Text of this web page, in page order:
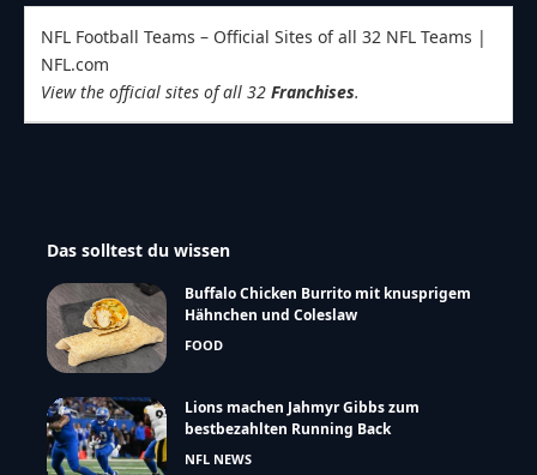
NFL Football Teams – Official Sites of all 32 NFL Teams |
NFL.com
View the official sites of all 32 Franchises.
Das solltest du wissen
Buffalo Chicken Burrito mit knusprigem
Hähnchen und Coleslaw
FOOD
Lions machen Jahmyr Gibbs zum
bestbezahlten Running Back
NFL NEWS